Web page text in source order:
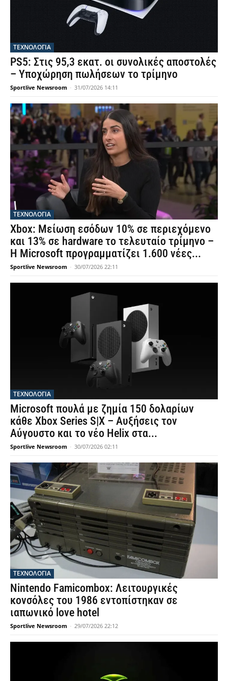
ΤΕΧΝΟΛΟΓΙΑ
PS5: Στις 95,3 εκατ. οι συνολικές αποστολές
– Υποχώρηση πωλήσεων το τρίμηνο
Sportlive Newsroom - 31/07/2026 14:11
ΤΕΧΝΟΛΟΓΙΑ
Xbox: Μείωση εσόδων 10% σε περιεχόμενο
και 13% σε hardware το τελευταίο τρίμηνο –
Η Microsoft προγραμματίζει 1.600 νέες...
Sportlive Newsroom - 30/07/2026 22:11
ΤΕΧΝΟΛΟΓΙΑ
Microsoft πουλά με ζημία 150 δολαρίων
κάθε Xbox Series S|X – Αυξήσεις τον
Αύγουστο και το νέο Helix στα...
Sportlive Newsroom - 30/07/2026 02:11
ΤΕΧΝΟΛΟΓΙΑ
Nintendo Famicombox: Λειτουργικές
κονσόλες του 1986 εντοπίστηκαν σε
ιαπωνικό love hotel
Sportlive Newsroom - 29/07/2026 22:12